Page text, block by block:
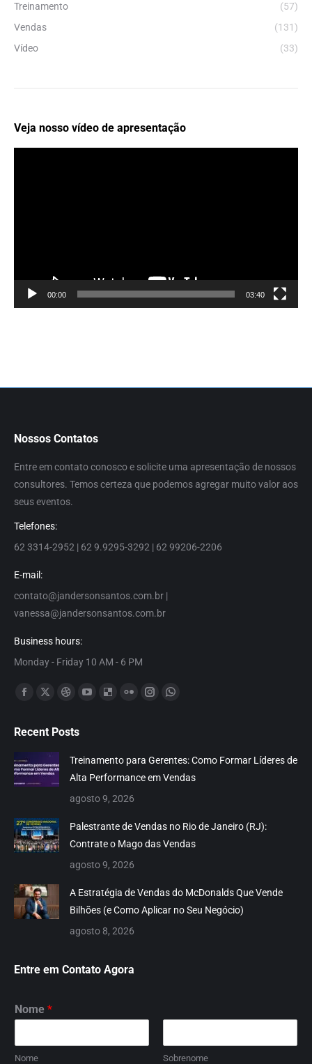
Treinamento
(57)
Vendas
(131)
Vídeo
(33)
Veja nosso vídeo de apresentação
00:00 03:40
Nossos Contatos
Entre em contato conosco e solicite uma apresentação de nossos
consultores. Temos certeza que podemos agregar muito valor aos
seus eventos.
Telefones:
62 3314-2952 | 62 9.9295-3292 | 62 99206-2206
E-mail:
contato@jandersonsantos.com.br |
vanessa@jandersonsantos.com.br
Business hours:
Monday - Friday 10 AM - 6 PM
Encontre-nos em:
Facebook
opens
in
new
opens
in
new
Dribbble
opens
in
new new
Delicious
new
Flickr
new
Instagram
in
new
Whatsapp
in
new
Recent Posts
Treinamento para Gerentes: Como Formar Líderes de
Alta Performance em Vendas
agosto 9, 2026
Palestrante de Vendas no Rio de Janeiro (RJ):
Contrate o Mago das Vendas
agosto 9, 2026
A Estratégia de Vendas do McDonalds Que Vende
Bilhões (e Como Aplicar no Seu Negócio)
agosto 8, 2026
Entre em Contato Agora
Nome *
Nome Sobrenome